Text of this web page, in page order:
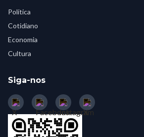
Política
Cotidiano
Economia
Cultura
Siga-nos